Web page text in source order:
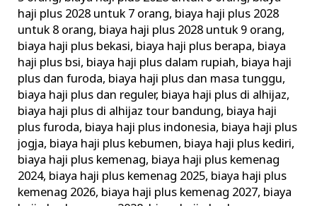
haji plus 2028 untuk 7 orang, biaya haji plus 2028
untuk 8 orang, biaya haji plus 2028 untuk 9 orang,
biaya haji plus bekasi, biaya haji plus berapa, biaya
haji plus bsi, biaya haji plus dalam rupiah, biaya haji
plus dan furoda, biaya haji plus dan masa tunggu,
biaya haji plus dan reguler, biaya haji plus di alhijaz,
biaya haji plus di alhijaz tour bandung, biaya haji
plus furoda, biaya haji plus indonesia, biaya haji plus
jogja, biaya haji plus kebumen, biaya haji plus kediri,
biaya haji plus kemenag, biaya haji plus kemenag
2024, biaya haji plus kemenag 2025, biaya haji plus
kemenag 2026, biaya haji plus kemenag 2027, biaya